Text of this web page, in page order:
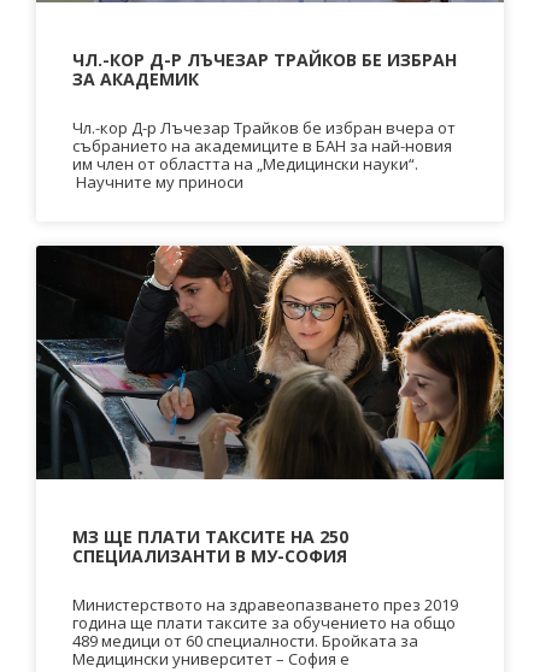
ЧЛ.-КОР Д-Р ЛЪЧЕЗАР ТРАЙКОВ БЕ ИЗБРАН
ЗА АКАДЕМИК
Чл.-кор Д-р Лъчезар Трайков бе избран вчера от
събранието на академиците в БАН за най-новия
им член от областта на „Медицински науки“.
Научните му приноси
МЗ ЩЕ ПЛАТИ ТАКСИТЕ НА 250
СПЕЦИАЛИЗАНТИ В МУ-СОФИЯ
Министерството на здравеопазването през 2019
година ще плати таксите за обучението на общо
489 медици от 60 специалности. Бройката за
Медицински университет – София е